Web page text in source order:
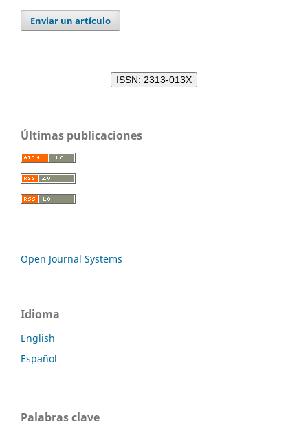
Enviar un artículo
ISSN: 2313-013X
Últimas publicaciones
Open Journal Systems
Idioma
English
Español
Palabras clave